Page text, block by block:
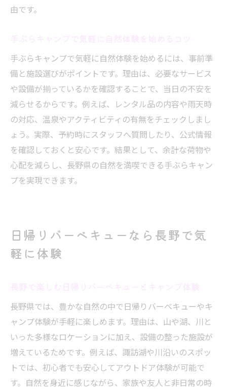
活用術
手ぶらでも無料で満喫できる長野県の魅力
コスパ最強！長野の無料バーベキュースポ
ット
長野県で無料かつ手軽なバーベキュー体験
を提案
無料バーベキューとキャンプの安全な楽し
み方
コテージ宿泊で手ぶらキャンプ体験がもっ
と快適に
家族や友人で楽しむ長野コテージキャンプ
の魅力
長野県で叶えるコテージ×キャンプ体験の
コツ
手ぶらで泊まれる長野県コテージキャンプ
由です。
手ぶらキャンプで気軽に自然体験を始めるには、事前準
備と施設選びがポイントです。理由は、必要なサービス
や設備が揃っているかを確認することで、当日の不安を
減らせるからです。例えば、レンタル品の内容や雨天時
の対応、温泉やアクティビティの有無をチェックしまし
ょう。実際、予約時にスタッフへ質問したり、公式情報
を確認しておくと安心です。結果として、余計な荷物や
心配を減らし、長野県の自然を満喫できる手ぶらキャン
プを実現できます。
日帰りバーベキューなら長野で気
軽に体験
長野県では、豊かな自然の中で日帰りバーベキューやキ
ャンプ体験が手軽に楽しめます。理由は、山や湖、川と
いった多様なロケーションに加え、設備の整った施設が
増えているためです。例えば、諏訪湖や川沿いのスポッ
トでは、初心者でも安心してアウトドア体験が可能で
す。自然を身近に感じながら、家族や友人と非日常の時